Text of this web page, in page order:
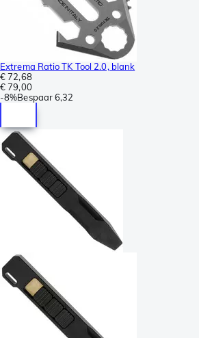
Extrema Ratio TK Tool 2.0, blank
€ 72,68
€ 79,00
-8%Bespaar6,32